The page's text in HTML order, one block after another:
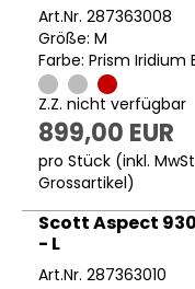
Art.Nr. 287363008
Größe: M
Farbe: Prism Iridium
Z.Z. nicht verfügbar
899,00 EUR
pro Stück (inkl.
Grossartikel)
Scott Aspect
- L
Art.Nr. 287363010